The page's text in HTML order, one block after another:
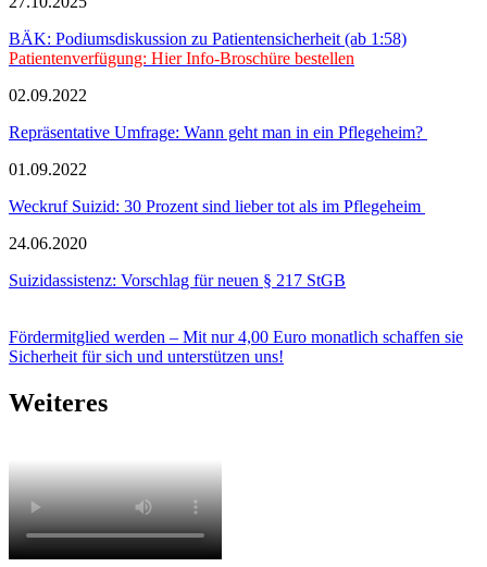
BÄK: Podiumsdiskussion zu Patientensicherheit (ab 1:58)
Patientenverfügung: Hier Info-Broschüre bestellen
02.09.2022
Repräsentative Umfrage: Wann geht man in ein Pflegeheim?
01.09.2022
Weckruf Suizid: 30 Prozent sind lieber tot als im Pflegeheim
24.06.2020
Suizidassistenz: Vorschlag für neuen § 217 StGB
Fördermitglied werden – Mit nur 4,00 Euro monatlich schaffen sie
Sicherheit für sich und unterstützen uns!
Weiteres